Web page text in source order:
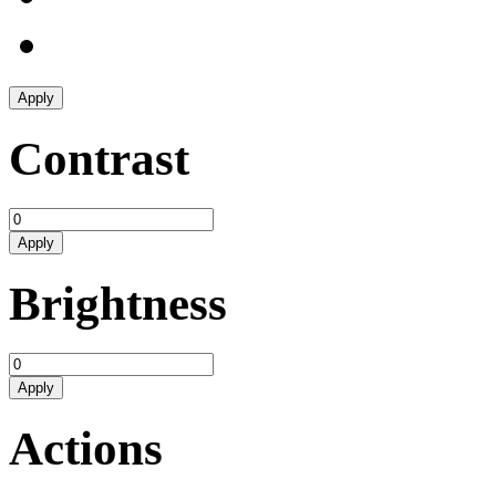
Apply
Contrast
Apply
Brightness
Apply
Actions